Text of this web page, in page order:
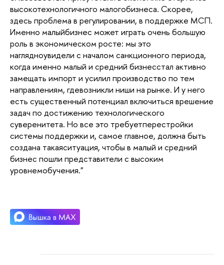
высокотехнологичного малогобизнеса. Скорее,
здесь проблема в регулировании, в поддержке МСП.
Именно малыйбизнес может играть очень большую
роль в экономическом росте: мы это
наглядноувидели с началом санкционного периода,
когда именно малый и средний бизнесстал активно
замещать импорт и усилил производство по тем
направлениям, гдевозникли ниши на рынке. И у него
есть существенный потенциал включиться врешение
задач по достижению технологического
суверенитета. Но все это требуетперестройки
системы поддержки и, самое главное, должна быть
создана такаяситуация, чтобы в малый и средний
бизнес пошли представители с высоким
уровнемобучения."